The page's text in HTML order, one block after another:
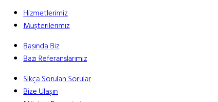
Hizmetlerimiz
Müşterilerimiz
Basında Biz
Bazı Referanslarımız
Sıkça Sorulan Sorular
Bize Ulaşın